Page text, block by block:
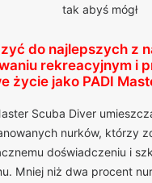
tak abyś mógł
do najlepszych z
rekreacyjnym i
życie jako PADI
Scuba Diver
nurków, którzy
doświadczeniu i
Mniej niż dwa procent